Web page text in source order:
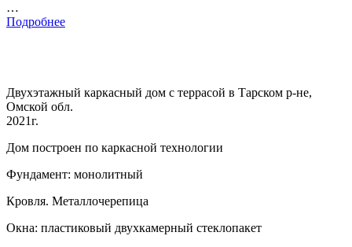
…
Подробнее
Двухэтажный каркасный дом с террасой в Тарском р-не,
Омской обл.
2021г.
Дом построен по каркасной технологии
Фундамент: монолитный
Кровля. Металлочерепица
Окна: пластиковый двухкамерный стеклопакет